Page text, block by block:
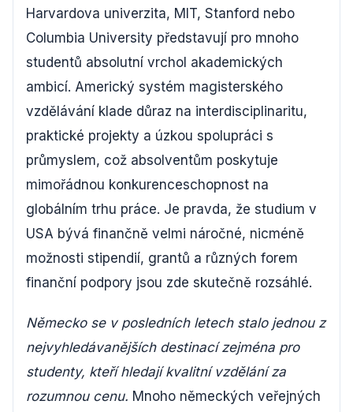
Harvardova univerzita, MIT, Stanford nebo
Columbia University představují pro mnoho
studentů absolutní vrchol akademických
ambicí. Americký systém magisterského
vzdělávání klade důraz na interdisciplinaritu,
praktické projekty a úzkou spolupráci s
průmyslem, což absolventům poskytuje
mimořádnou konkurenceschopnost na
globálním trhu práce. Je pravda, že studium v
USA bývá finančně velmi náročné, nicméně
možnosti stipendií, grantů a různých forem
finanční podpory jsou zde skutečně rozsáhlé.
Německo se v posledních letech stalo jednou z
nejvyhledávanějších destinací zejména pro
studenty, kteří hledají kvalitní vzdělání za
rozumnou cenu. Mnoho německých veřejných